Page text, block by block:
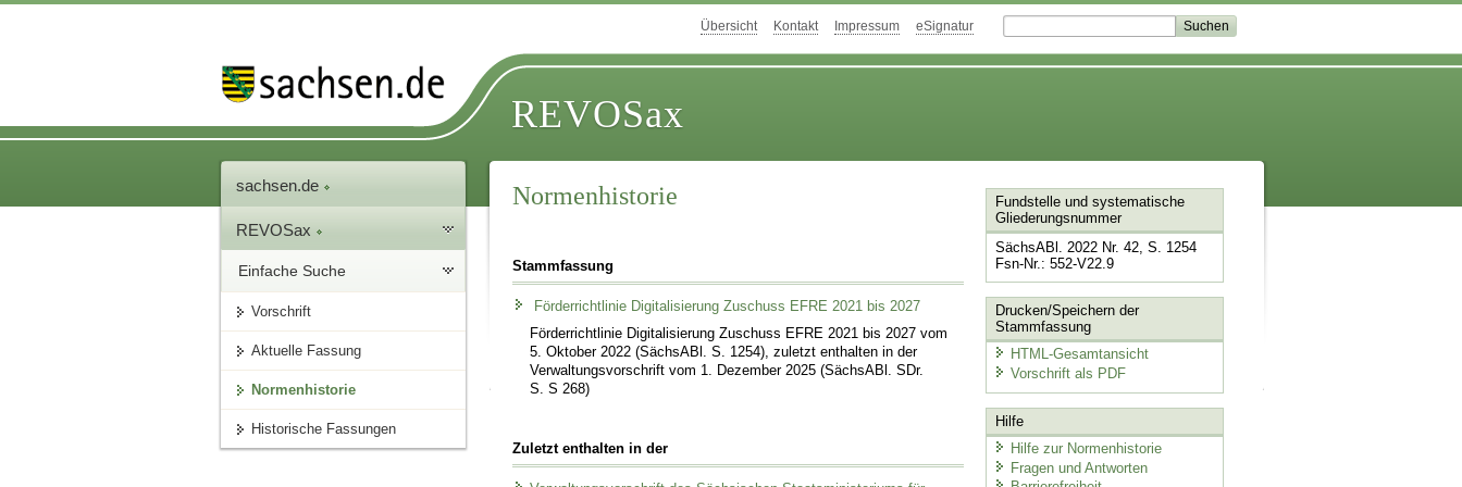
Übersicht Kontakt Impressum eSignatur
REVOSax
sachsen.de
REVOSax
Einfache Suche
Vorschrift
Aktuelle Fassung
Normenhistorie
Historische Fassungen
Normenhistorie
Stammfassung
Förderrichtlinie Digitalisierung Zuschuss EFRE 2021 bis 2027
Förderrichtlinie Digitalisierung Zuschuss EFRE 2021 bis 2027 vom
5. Oktober 2022 (SächsABl. S. 1254), zuletzt enthalten in der
Verwaltungsvorschrift vom 1. Dezember 2025 (SächsABl. SDr.
S. S 268)
Zuletzt enthalten in der
Fundstelle und systematische
Gliederungsnummer
SächsABl. 2022 Nr. 42, S. 1254
Fsn-Nr.: 552-V22.9
Drucken/Speichern der
Stammfassung
HTML-Gesamtansicht
Vorschrift als PDF
Hilfe
Hilfe zur Normenhistorie
Fragen und Antworten